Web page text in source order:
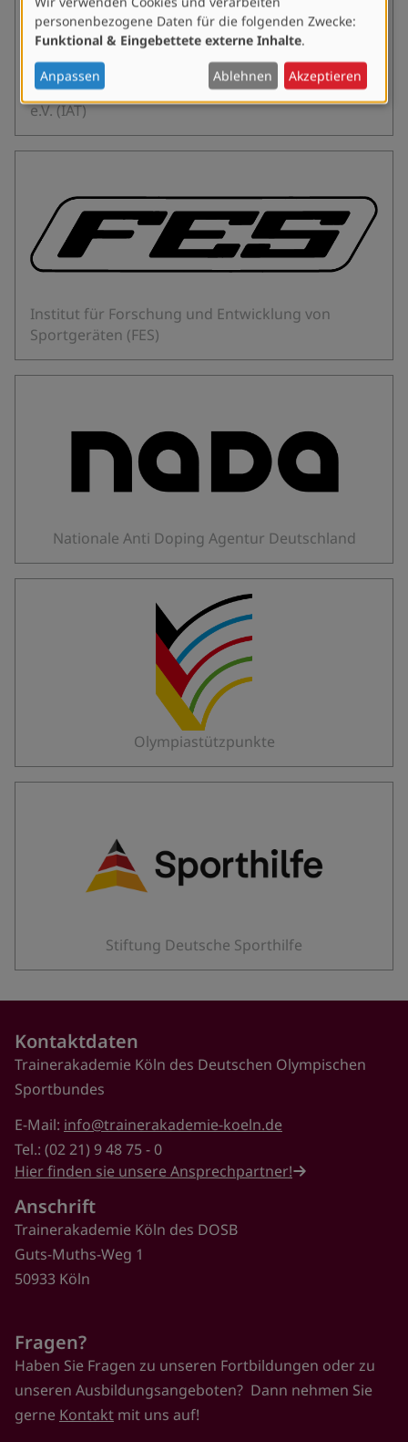
Institut für Angewandte Trainingswissenschaft
e.V. (IAT)
Institut für Forschung und Entwicklung von
Sportgeräten (FES)
Nationale Anti Doping Agentur Deutschland
Olympiastützpunkte
Stiftung Deutsche Sporthilfe
Kontaktdaten
Trainerakademie Köln des Deutschen Olympischen
Sportbundes
E-Mail: info@trainerakademie-koeln.de
Tel.: (02 21) 9 48 75 - 0
Hier finden sie unsere Ansprechpartner!
Anschrift
Trainerakademie Köln des DOSB
Guts-Muths-Weg 1
50933 Köln
Fragen?
Haben Sie Fragen zu unseren Fortbildungen oder zu
unseren Ausbildungsangeboten? Dann nehmen Sie
gerne Kontakt mit uns auf!
Verwendung
von
personenbezogenen
Daten
und
Cookies
personenbezogene Daten für die folgenden Zwecke:
Funktional & Eingebettete externe Inhalte.
Anpassen Ablehnen Akzeptieren